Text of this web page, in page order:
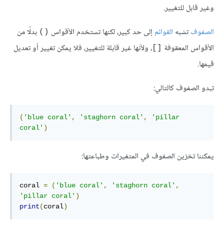
وغير قابل للتغيير.
الصفوفتشبه القوائم إلى حد كبير، لكنها تستخدم الأقواس () بدلًا من
الأقواس المعقوفة
، ولأنها غير قابلة للتغيير، فلا يمكن تغيير أو تعديل
قيمها.
تبدو الصفوف كالتالي:
( 'blue coral' , 'staghorn coral' ,
'pillar
coral' )
يمكننا تخزين الصفوف في المتغيرات وطباعتها:
coral = ( 'blue coral' , 'staghorn coral' ,
'pillar coral' )
print(coral)